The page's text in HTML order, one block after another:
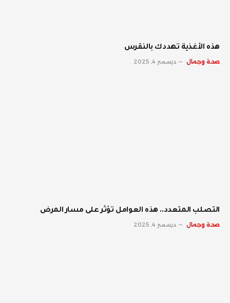
‫هذه الأغذية تهددك بالنقرس
صحة وجمال ديسمبر 4, 2025
‫التصلب المتعدد.. هذه العوامل تؤثر على مسار المرض
صحة وجمال ديسمبر 4, 2025